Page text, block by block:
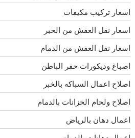
اسعار تركيب مكيفات
اسعار نقل العفش من الخبر
اسعار نقل العفش من الدمام
اصباغ وديكورات حفر الباطن
اصلاح اعمال السباكه بالخبر
اصلاح ولحام الخزانات بالدمام
اعمال دهان بالرياض